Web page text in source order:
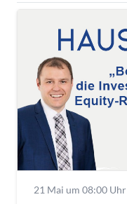
21 Mai um 08:00 Uhr